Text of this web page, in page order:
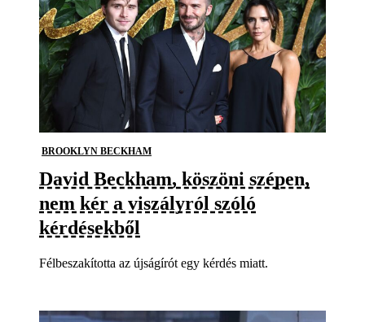
BROOKLYN BECKHAM
David Beckham, köszöni szépen,
nem kér a viszályról szóló
kérdésekből
Félbeszakította az újságírót egy kérdés miatt.